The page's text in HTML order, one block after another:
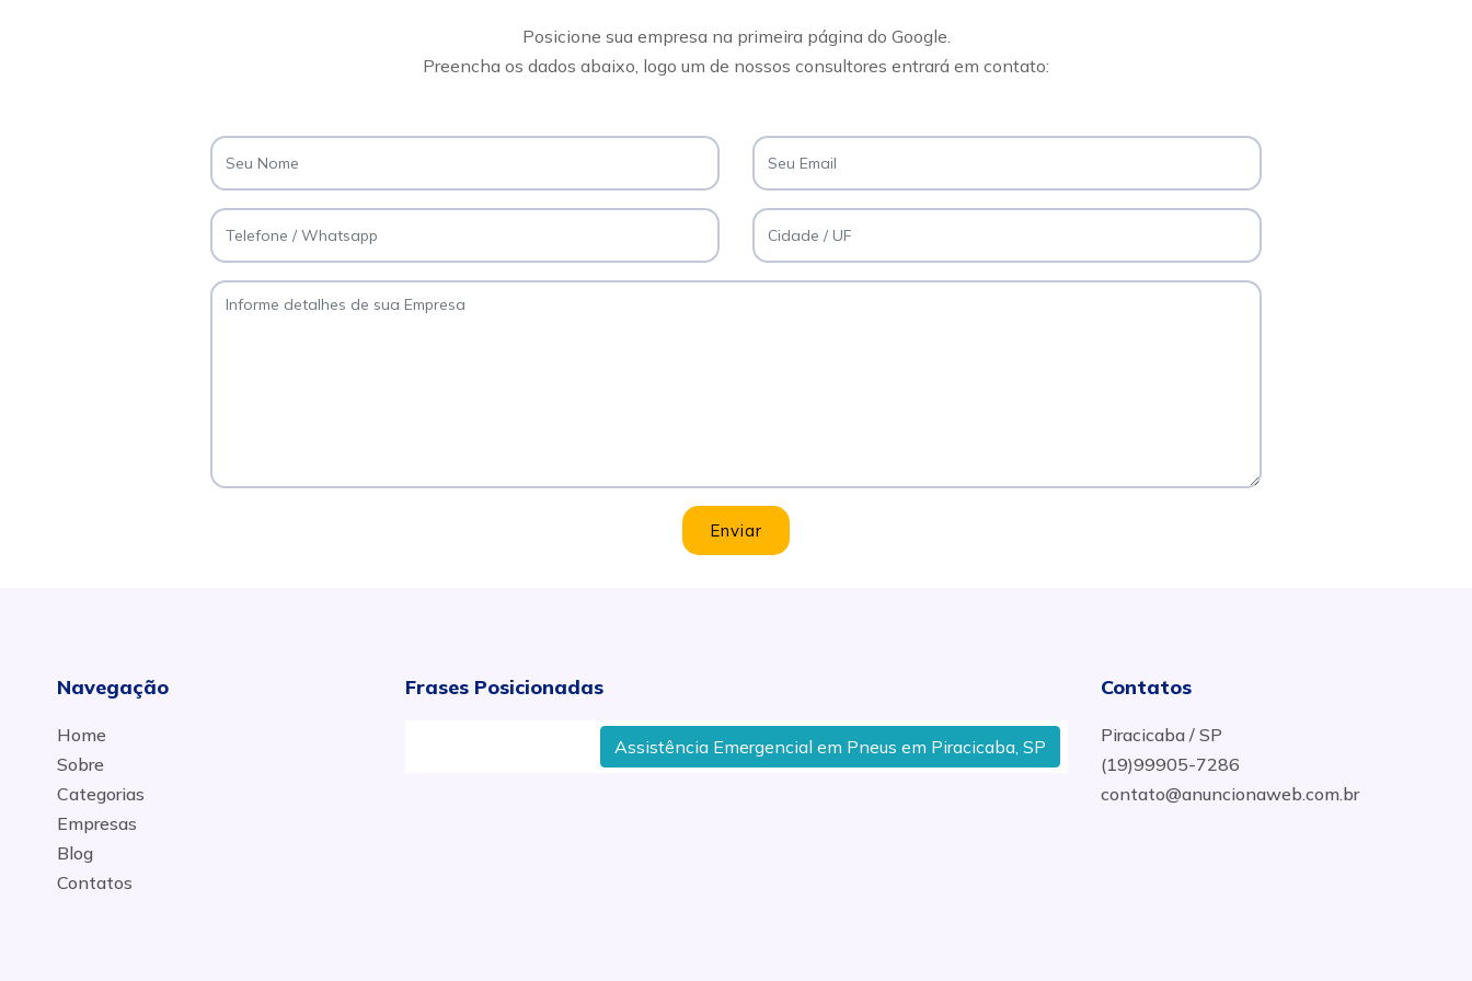
Posicione sua empresa na primeira página do Google.
Preencha os dados abaixo, logo um de nossos consultores entrará em contato:
Enviar
Navegação
Home
Sobre
Categorias
Empresas
Blog
Contatos
Frases Posicionadas
Assistência Emergencial em Pneus em Piracicaba, SP Comércio de Aço e Ferragem Armada em
Contatos
Piracicaba / SP
(19)99905-7286
contato@anuncionaweb.com.br